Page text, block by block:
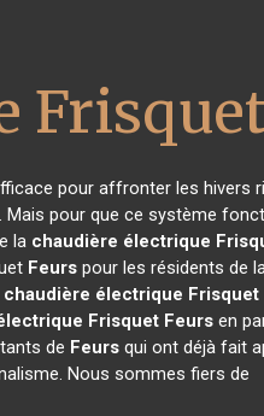
pour affronter les hivers
pour que ce système
la chaudière électrique
Feurs pour les résidents de
chaudière électrique Frisquet
Frisquet Feursen
de Feursqui ont déjà fait
Nous sommes fiers de